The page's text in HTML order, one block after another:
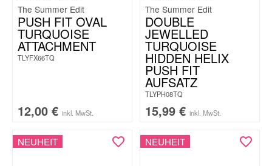
The Summer Edit
PUSH FIT OVAL
TURQUOISE
ATTACHMENT
TLYFX66TQ
12,00 € inkl. MwSt.
The Summer Edit
DOUBLE
JEWELLED
TURQUOISE
HIDDEN HELIX
PUSH FIT
AUFSATZ
TLYPH08TQ
15,99 € inkl. MwSt.
NEUHEIT NEUHEIT